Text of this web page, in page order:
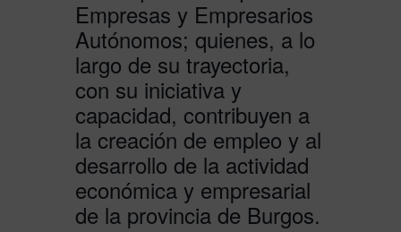
Empresas y Empresarios
Autónomos; quienes, a lo
largo de su trayectoria,
con su iniciativa y
capacidad, contribuyen a
la creación de empleo y al
desarrollo de la actividad
económica y empresarial
de la provincia de Burgos.